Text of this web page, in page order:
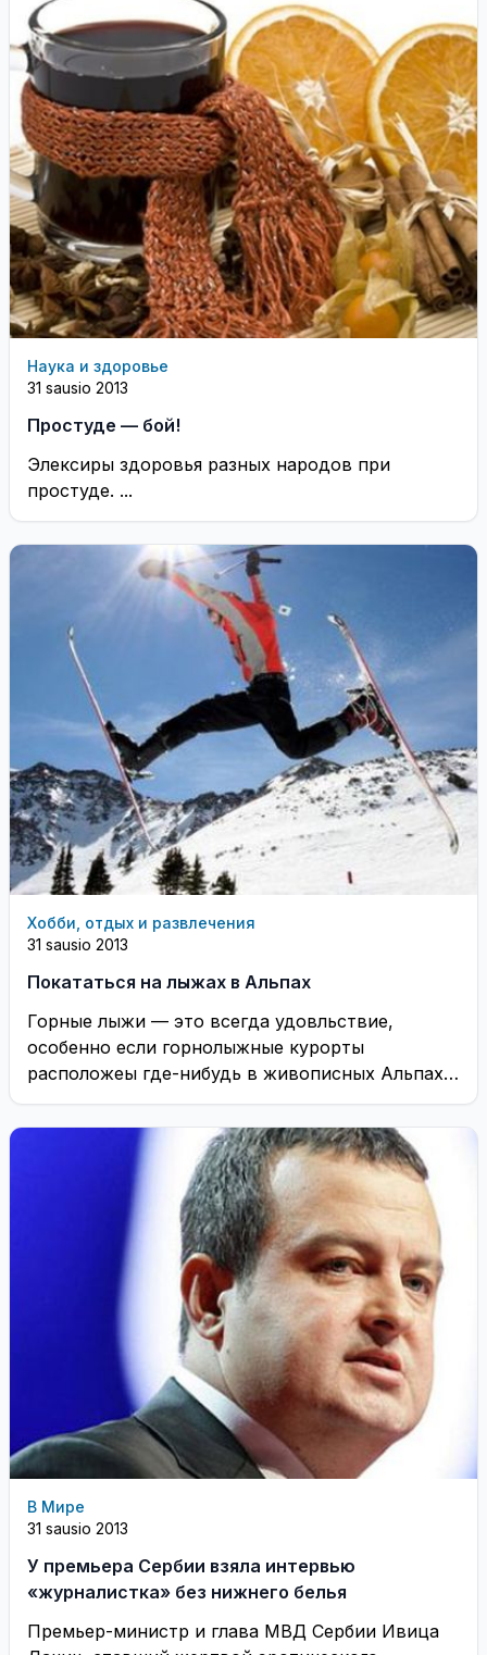
Наука и здоровье
31 sausio 2013
Простуде — бой!
Элексиры здоровья разных народов при
простуде. ...
Хобби, отдых и развлечения
31 sausio 2013
Покататься на лыжах в Альпах
Горные лыжи — это всегда удовльствие,
особенно если горнолыжные курорты
расположеы где-нибудь в живописных Альпах
Франции, Австрии, Швейцарии или Германии..
...
В Мире
31 sausio 2013
У премьера Сербии взяла интервью
«журналистка» без нижнего белья
Премьер-министр и глава МВД Сербии Ивица